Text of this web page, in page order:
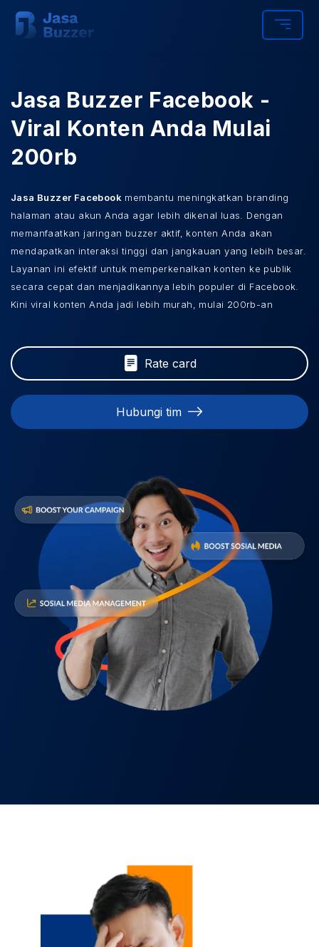
Jasa Buzzer Facebook -
Viral Konten Anda Mulai
200rb
Jasa Buzzer Facebook membantu meningkatkan branding
halaman atau akun Anda agar lebih dikenal luas. Dengan
memanfaatkan jaringan buzzer aktif, konten Anda akan
mendapatkan interaksi tinggi dan jangkauan yang lebih besar.
Layanan ini efektif untuk memperkenalkan konten ke publik
secara cepat dan menjadikannya lebih populer di Facebook.
Kini viral konten Anda jadi lebih murah, mulai 200rb-an
Rate card
Hubungi tim